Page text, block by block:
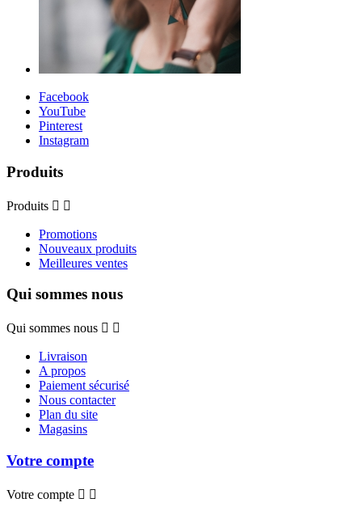
Facebook
YouTube
Pinterest
Instagram
Produits
Produits  
Promotions
Nouveaux produits
Meilleures ventes
Qui sommes nous
Qui sommes nous  
Livraison
A propos
Paiement sécurisé
Nous contacter
Plan du site
Magasins
Votre compte
Votre compte  